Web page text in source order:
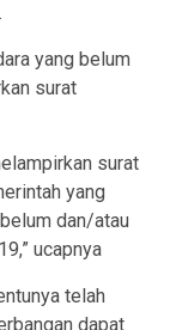
yang belum
surat
surat
yang
dan/atau
ucapnya
telah
dapat